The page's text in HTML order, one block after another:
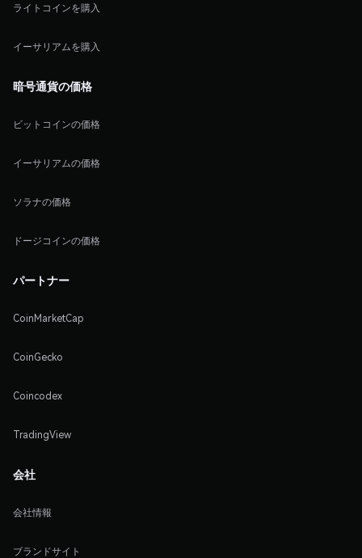
ライトコインを購入
イーサリアムを購入
暗号通貨の価格
ビットコインの価格
イーサリアムの価格
ソラナの価格
ドージコインの価格
パートナー
CoinMarketCap
CoinGecko
Coincodex
TradingView
会社
会社情報
ブランドサイト